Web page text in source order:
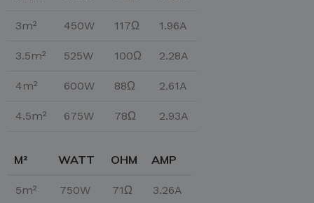
3m² 450W 117Ω 1.96A
3.5m² 525W 100Ω 2.28A
4m² 600W 88Ω 2.61A
4.5m² 675W 78Ω 2.93A
M² WATT OHM AMP
5m² 750W 71Ω 3.26A